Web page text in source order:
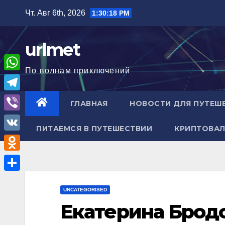
содержимому
Чт. Авг 6th, 2026 1:30:19 PM
urlmet
По волнам приключений
ГЛАВНАЯ НОВОСТИ ДЛЯ
ПИТАЕМСЯ В ПУТЕШЕСТВИИ
UNCATEGORISED
Екатерина
W
h
a
A
T
e
l
e
g
V
i
b
e
V
K
O